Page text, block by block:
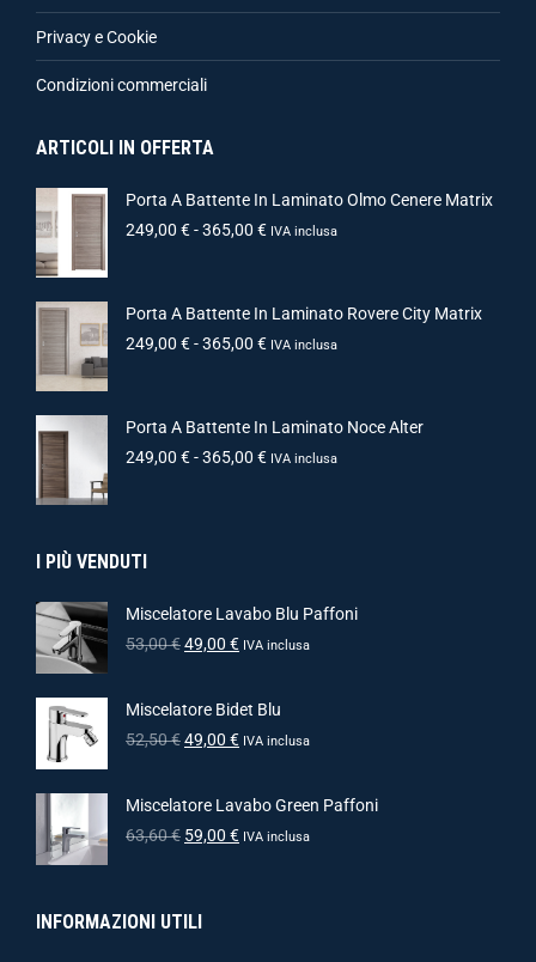
Privacy e Cookie
Condizioni commerciali
ARTICOLI IN OFFERTA
Porta A Battente In Laminato Olmo Cenere Matrix
249,00 €-365,00 € IVA inclusa
Porta A Battente In Laminato Rovere City Matrix
249,00 €-365,00 € IVA inclusa
Porta A Battente In Laminato Noce Alter
249,00 €-365,00 € IVA inclusa
I PIÙ VENDUTI
Miscelatore Lavabo Blu Paffoni
53,00€49,00 € IVA inclusa
Miscelatore Bidet Blu
52,50€49,00 € IVA inclusa
Miscelatore Lavabo Green Paffoni
63,60€ 59,00 € IVA inclusa
INFORMAZIONI UTILI